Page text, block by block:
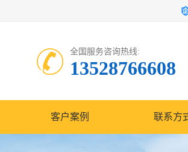
全国服务咨询热线:
13528766608
客户案例 联系方